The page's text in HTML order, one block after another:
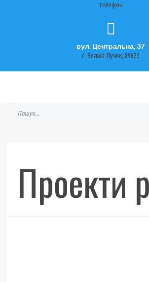
телефон
вул. Центральна, 37
с. Великі Лучки, 89625
Проекти